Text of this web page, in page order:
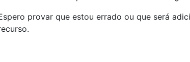
provar que estou errado ou que será